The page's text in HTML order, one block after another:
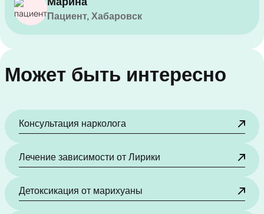
Пациент, Хабаровск
Может быть интересно
Консультация нарколога
Лечение зависимости от Лирики
Детоксикация от марихуаны